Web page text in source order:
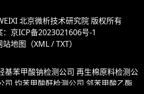
北京微析技术研究院版权所有
京ICP备2023021606号-1
站地图（XML/TXT）
基苯甲酸钠检测公司 再生棉原料检测公
司 均苯甲酸酐检测公司 邻苯甲酸乙酯